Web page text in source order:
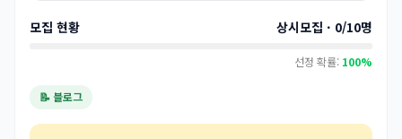
모집 현황 상시모집 · 0/10명
선정 확률: 100%
📝 블로그